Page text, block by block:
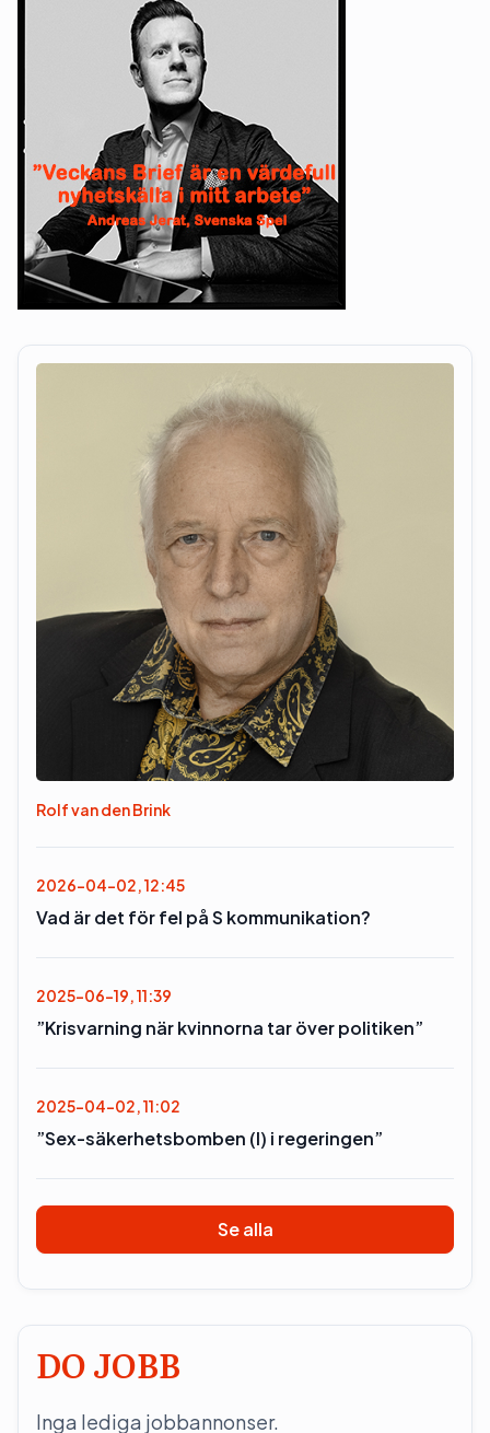
Rolf van den Brink
2026-04-02, 12:45
Vad är det för fel på S kommunikation?
2025-06-19, 11:39
”Krisvarning när kvinnorna tar över politiken”
2025-04-02, 11:02
”Sex-säkerhetsbomben (l) i regeringen”
Se alla
DO JOBB
Inga lediga jobbannonser.